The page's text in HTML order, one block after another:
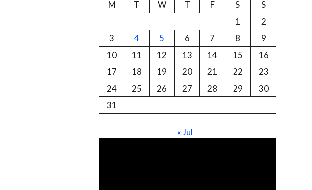
M
T W T F S
S
1
2
3
4 5 6 7 8
9
10
11 12 13 14 15
16
17
18 19 20 21 22
23
24
25 26 27 28 29
30
31
« Jul